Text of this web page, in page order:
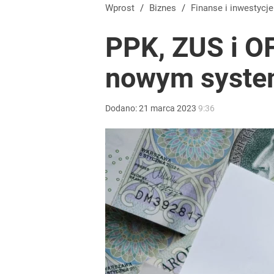
Polacy rzucili się na przywrócone świadczenie.
Dobra passa złotego trwa. Kursy walut 6 sierpnia
Nawrocki ma szansę na drugą kadencję? Tak
Wprost / Biznes / Finanse i inwestycje
PPK, ZUS i
nowym
Dodano:21 marca 2023 9:36